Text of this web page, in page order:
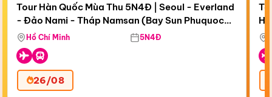
Còn19 ngày 10:32:05
Tour Hàn Quốc Mùa Thu 5N4Đ | Seoul - Everland
- Đảo Nami - Tháp Namsan (Bay Sun Phuquoc
Airways)
Hồ Chí Minh 5N4Đ
26/08